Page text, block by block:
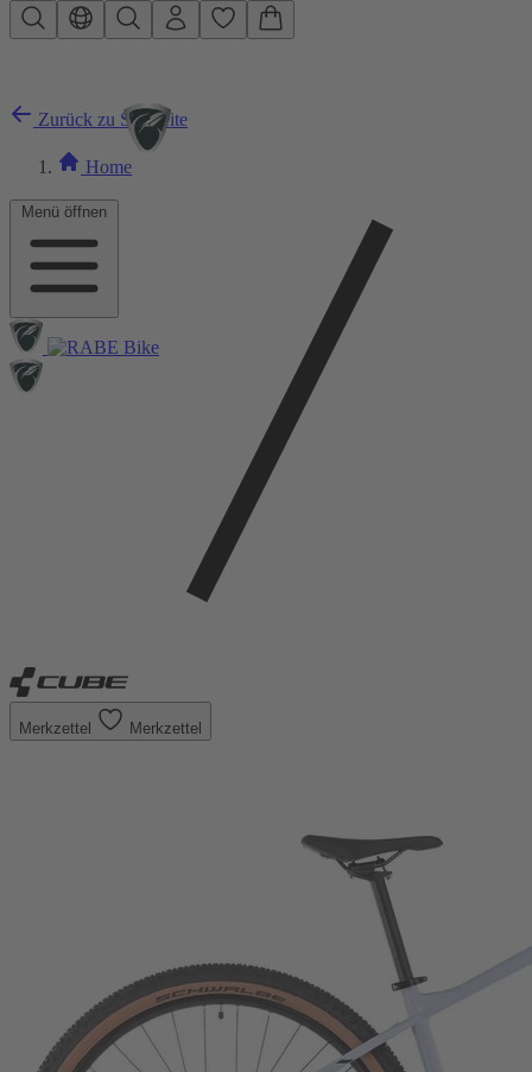
Zum Hauptinhalt springen
Menü öffnen
Zurück zu Startseite
Home
Merkzettel Merkzettel